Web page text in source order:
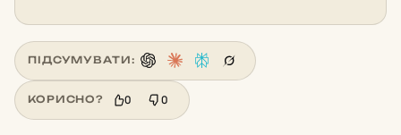
ПІДСУМУВАТИ:
КОРИСНО? 0 0